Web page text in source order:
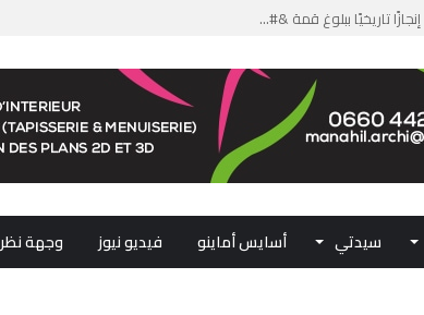
الاستثنائي لمهنيي ال...
جهات المملكة يجددون ...
سيدتي أسايس أماينو فيديو نيوز وجهة نظر